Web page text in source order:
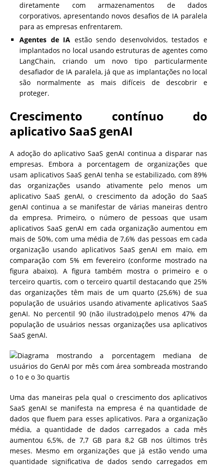
diretamente com armazenamentos de dados
corporativos, apresentando novos desafios de IA paralela
para as empresas enfrentarem.
Agentes de IA estão sendo desenvolvidos, testados e
implantados no local usando estruturas de agentes como
LangChain, criando um novo tipo particularmente
desafiador de IA paralela, já que as implantações no local
são normalmente as mais difíceis de descobrir e
proteger.
Crescimento contínuo do
aplicativo SaaS genAI
A adoção do aplicativo SaaS genAI continua a disparar nas
empresas. Embora a porcentagem de organizações que
usam aplicativos SaaS genAI tenha se estabilizado, com 89%
das organizações usando ativamente pelo menos um
aplicativo SaaS genAI, o crescimento da adoção do SaaS
genAI continua a se manifestar de várias maneiras dentro
da empresa. Primeiro, o número de pessoas que usam
aplicativos SaaS genAI em cada organização aumentou em
mais de 50%, com uma média de 7,6% das pessoas em cada
organização usando aplicativos SaaS genAI em maio, em
comparação com 5% em fevereiro (conforme mostrado na
figura abaixo). A figura também mostra o primeiro e o
terceiro quartis, com o terceiro quartil destacando que 25%
das organizações têm mais de um quarto (25,6%) de sua
população de usuários usando ativamente aplicativos SaaS
genAI. No percentil 90 (não ilustrado),pelo menos 47% da
população de usuários nessas organizações usa aplicativos
SaaS genAI.
Uma das maneiras pela qual o crescimento dos aplicativos
SaaS genAI se manifesta na empresa é na quantidade de
dados que fluem para esses aplicativos. Para a organização
média, a quantidade de dados carregados a cada mês
aumentou 6,5%, de 7,7 GB para 8,2 GB nos últimos três
meses. Mesmo em organizações que já estão vendo uma
quantidade significativa de dados sendo carregados em